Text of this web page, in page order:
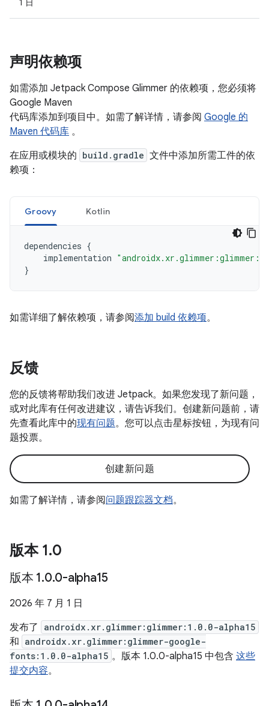
1 日
声明依赖项
如需添加 Jetpack Compose Glimmer 的依赖项，您必须将
Google Maven
代码库添加到项目中。如需了解详情，请参阅 Google 的
Maven 代码库 。
在应用或模块的 build.gradle 文件中添加所需工件的依
赖项：
Groovy Kotlin
dependencies {
implementation
}
如需详细了解依赖项，请参阅添加 build 依赖项。
反馈
您的反馈将帮助我们改进 Jetpack。如果您发现了新问题，
或对此库有任何改进建议，请告诉我们。创建新问题前，请
先查看此库中的现有问题。您可以点击星标按钮，为现有问
题投票。
创建新问题
如需了解详情，请参阅问题跟踪器文档。
版本 1.0
版本 1.0.0-alpha15
2026 年 7 月 1 日
发布了
androidx.xr.glimmer:glimmer:1.0.0-alpha15
和 androidx.xr.glimmer:glimmer-google-
fonts:1.0.0-alpha15 。版本 1.0.0-alpha15 中包含 这些
提交内容。